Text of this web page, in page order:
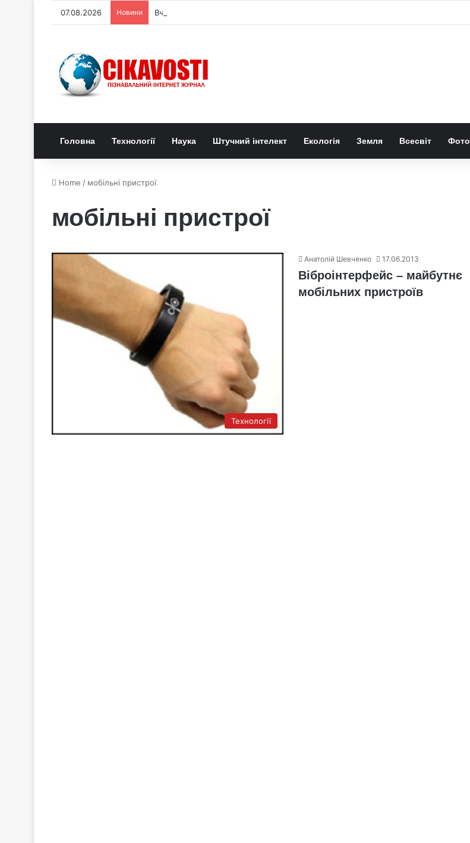
07.08.2026 Новини Вчені пов’язали ріст мозку людини з цукрами в раціоні
Головна Технології Наука Штучний інтелект Екологія Земля Всесвіт Фото
Home / мобільні пристрої
мобільні пристрої
Технології
Анатолій Шевченко 17.06.2013
Віброінтерфейс – майбутнє
мобільних пристроїв